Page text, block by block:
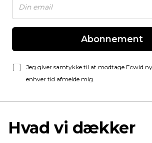
Abonnement
Jeg giver samtykke til at modtage Ecwid
enhver tid afmelde mig.
Hvad vi dækker